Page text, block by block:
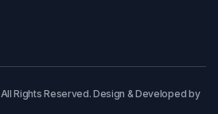
Rights Reserved. Design & Developed by